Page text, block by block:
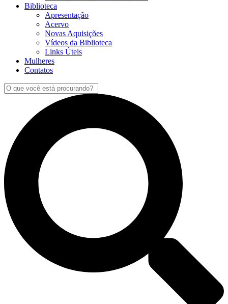
Biblioteca
Apresentação
Acervo
Novas Aquisições
Vídeos da Biblioteca
Links Úteis
Mulheres
Contatos